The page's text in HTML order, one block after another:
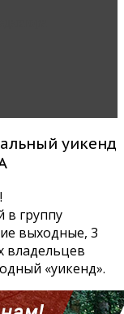
уикенд
в группу
выходные, 3
владельцев
«уикенд».